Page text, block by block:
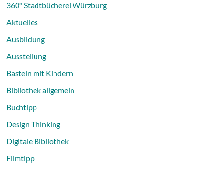
360° Stadtbücherei Würzburg
Aktuelles
Ausbildung
Ausstellung
Basteln mit Kindern
Bibliothek allgemein
Buchtipp
Design Thinking
Digitale Bibliothek
Filmtipp